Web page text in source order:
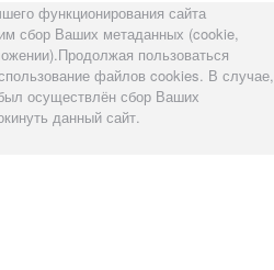
функционирования сайта
сбор Ваших метаданных (cookie,
пользоваться
файлов cookies. В случае,
осуществлён сбор Ваших
данный сайт.